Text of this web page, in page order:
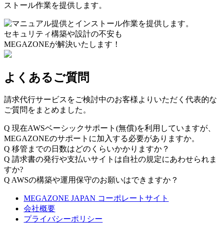
ストール作業を提供します。
セキュリティ構築や設計の不安も
MEGAZONEが解決いたします！
よくあるご質問
請求代行サービスをご検討中のお客様よりいただく代表的な
ご質問をまとめました。
Q 現在AWSベーシックサポート(無償)を利用していますが、
MEGAZONEのサポートに加入する必要がありますか。
Q 移管までの日数はどのくらいかかりますか？
Q 請求書の発行や支払いサイトは自社の規定にあわせられま
すか?
Q AWSの構築や運用保守のお願いはできますか？
MEGAZONE JAPAN コーポレートサイト
会社概要
プライバシーポリシー